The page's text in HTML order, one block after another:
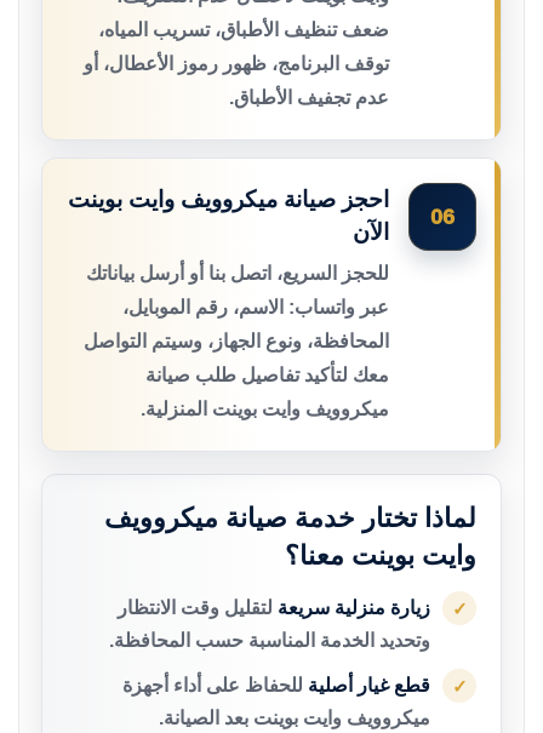
ضعف تنظيف الأطباق، تسريب المياه،
توقف البرنامج، ظهور رموز الأعطال، أو
عدم تجفيف الأطباق.
06
احجز صيانة ميكروويف وايت بوينت
الآن
للحجز السريع، اتصل بنا أو أرسل بياناتك
عبر واتساب: الاسم، رقم الموبايل،
المحافظة، ونوع الجهاز، وسيتم التواصل
معك لتأكيد تفاصيل طلب صيانة
ميكروويف وايت بوينت المنزلية.
لماذا تختار خدمة صيانة ميكروويف
وايت بوينت معنا؟
✓ زيارة منزلية سريعة لتقليل وقت الانتظار
وتحديد الخدمة المناسبة حسب المحافظة.
✓ قطع غيار أصلية للحفاظ على أداء أجهزة
ميكروويف وايت بوينت بعد الصيانة.